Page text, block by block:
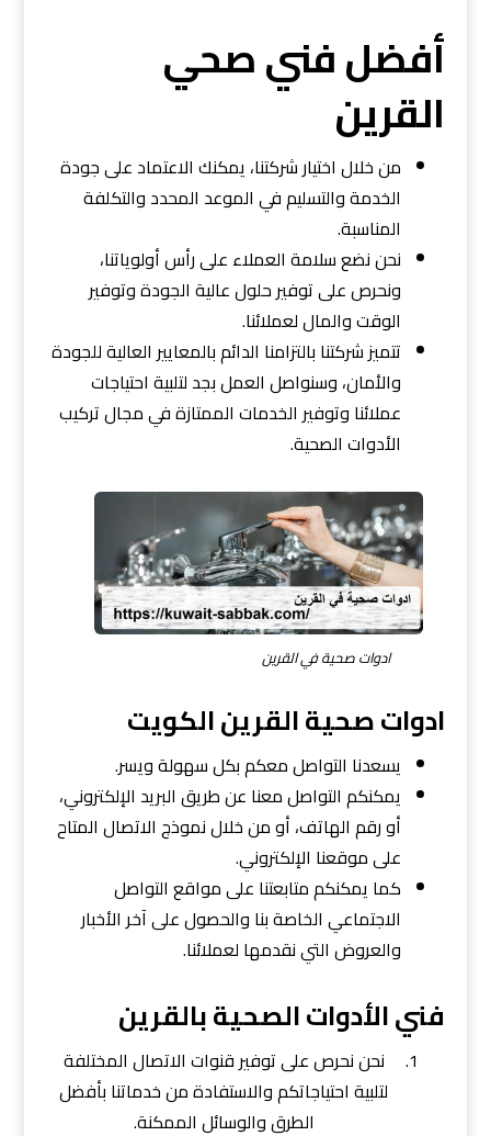
أفضل فني صحي
القرين
من خلال اختيار شركتنا، يمكنك الاعتماد على جودة
الخدمة والتسليم في الموعد المحدد والتكلفة
المناسبة.
نحن نضع سلامة العملاء على رأس أولوياتنا،
ونحرص على توفير حلول عالية الجودة وتوفير
الوقت والمال لعملائنا.
تتميز شركتنا بالتزامنا الدائم بالمعايير العالية للجودة
والأمان، وسنواصل العمل بجد لتلبية احتياجات
عملائنا وتوفير الخدمات الممتازة في مجال تركيب
الأدوات الصحية.
ادوات صحية في القرين
ادوات صحية القرين الكويت
يسعدنا التواصل معكم بكل سهولة ويسر.
يمكنكم التواصل معنا عن طريق البريد الإلكتروني،
أو رقم الهاتف، أو من خلال نموذج الاتصال المتاح
على موقعنا الإلكتروني.
كما يمكنكم متابعتنا على مواقع التواصل
الاجتماعي الخاصة بنا والحصول على آخر الأخبار
والعروض التي نقدمها لعملائنا.
فني الأدوات الصحية بالقرين
نحن نحرص على توفير قنوات الاتصال المختلفة
لتلبية احتياجاتكم والاستفادة من خدماتنا بأفضل
الطرق والوسائل الممكنة.